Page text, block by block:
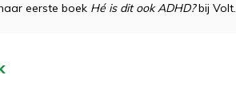
eerste boek Hé is dit ook ADHD?bij Volt.